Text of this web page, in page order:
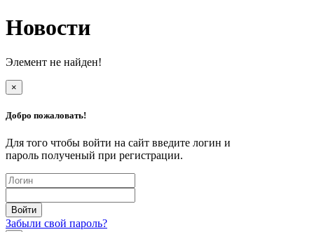
Новости
Элемент не найден!
×
Добро пожаловать!
Для того чтобы войти на сайт введите логин и
пароль полученый при регистрации.
Забыли свой пароль?